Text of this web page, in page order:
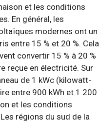
et les conditions
En général, les
modernes ont un
entre 15 % et 20 %. Cela
convertir 15 % à 20 %
reçue en électricité. Sur
de 1 kWc (kilowatt-
entre 900 kWh et 1 200
et les conditions
régions du sud de la